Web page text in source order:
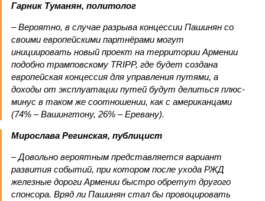
Гарник Туманян, политолог
– Вероятно, в случае разрыва концессии Пашинян со
своими европейскими партнёрами могут
инициировать новый проект на территории Армении
подобно трамповскому TRIPP, где будет создана
европейская концессия для управления путями, а
доходы от эксплуатации путей будут делиться плюс-
минус в таком же соотношении, как с американцами
(74% – Вашингтону, 26% – Еревану).
Мирослава Регинская, публицист
– Довольно вероятным представляется вариант
развития событий, при котором после ухода РЖД
железные дороги Армении быстро обретут другого
спонсора. Вряд ли Пашинян стал бы провоцировать